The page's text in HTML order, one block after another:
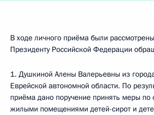
В ходе личного приёма были
Президенту Российской Федерации
1. Душкиной Алены Валерьевны из
Еврейской автономной области. По
приёма дано поручение принять меры по
жилыми помещениями детей-сирот и